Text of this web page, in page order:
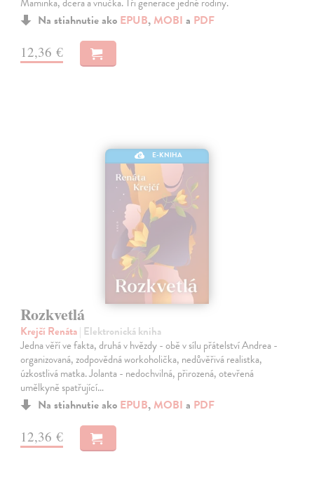
Na stiahnutie ako EPUB, MOBI a PDF
12,36 €
E-KNIHA
Rozkvetlá
Krejčí Renáta| Elektronická kniha
Jedna věří ve fakta, druhá v hvězdy - obě v sílu přátelství Andrea -
organizovaná, zodpovědná workoholička, nedůvěřivá realistka,
úzkostlivá matka. Jolanta - nedochvilná, přirozená, otevřená
umělkyně spatřující…
Na stiahnutie ako EPUB, MOBI a PDF
12,36 €